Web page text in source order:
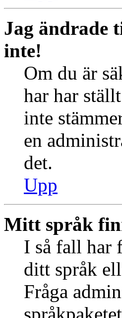
Jag ändrade
inte!
Om du är
har har
inte
en
det.
Upp
Mitt språk
I så fall har
ditt språk
Fråga